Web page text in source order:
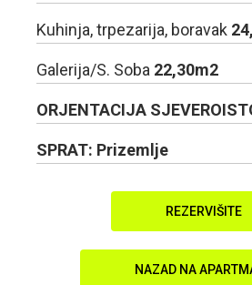
Kuhinja, trpezarija, boravak
Galerija/S. Soba 22,30m2
ORJENTACIJA
SPRAT: Prizemlje
REZERVIŠITE
NAZAD NA